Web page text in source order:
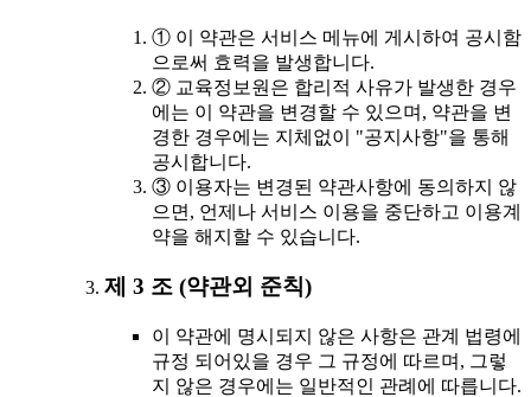
① 이 약관은 서비스 메뉴에 게시하여 공시함
으로써 효력을 발생합니다.
② 교육정보원은 합리적 사유가 발생한 경우
에는 이 약관을 변경할 수 있으며, 약관을 변
경한 경우에는 지체없이 "공지사항"을 통해
공시합니다.
③ 이용자는 변경된 약관사항에 동의하지 않
으면, 언제나 서비스 이용을 중단하고 이용계
약을 해지할 수 있습니다.
제 3 조 (약관외 준칙)
이 약관에 명시되지 않은 사항은 관계 법령에
규정 되어있을 경우 그 규정에 따르며, 그렇
지 않은 경우에는 일반적인 관례에 따릅니다.